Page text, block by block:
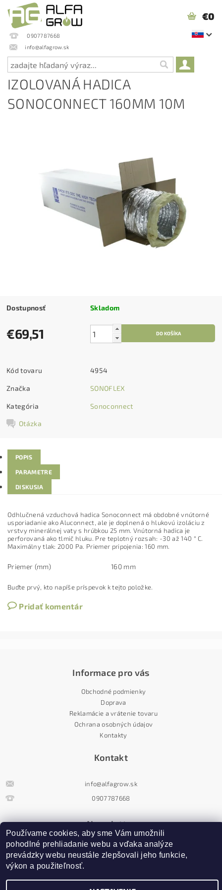
0907787668
info@alfagrow.sk
€0
IZOLOVANÁ HADICA
SONOCONNECT 160MM 10M
Dostupnosť Skladom
€69,51
Kód tovaru 4954
Značka SONOFLEX
Kategória Sonoconnect
Otázka
POPIS
PARAMETRE
DISKUSIA
Odhlučnená vzduchová hadica Sonoconnect má obdobné vnútorné
usporiadanie ako Aluconnect, ale je doplnená o hlukovú izoláciu z
vrstvy minerálnej vaty s hrúbkou 25 mm. Vnútorná hadica je
perforovaná ako tlmič hluku. Pre teplotný rozsah: -30 až 140 ° C.
Maximálny tlak: 2000 Pa. Priemer pripojenia: 160 mm.
Priemer (mm) 160 mm
Buďte prvý, kto napíše príspevok k tejto položke.
Pridať komentár
Informace pro vás
Obchodné podmienky
Doprava
Reklamácie a vrátenie tovaru
Ochrana osobných údajov
Kontakty
Kontakt
info@alfagrow.sk
0907787668
Newsletter
Používame cookies, aby sme Vám umožnili
pohodlné prehliadanie webu a vďaka analýze
prevádzky webu neustále zlepšovali jeho funkcie,
výkon a použiteľnosť.